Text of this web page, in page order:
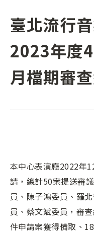
臺北流行
2023年度
月檔期審
本中心表演廳2022年
請，總計50案提送審
員、陳子鴻委員、羅
員、蔡文斌委員，審
件申請案獲得備取、